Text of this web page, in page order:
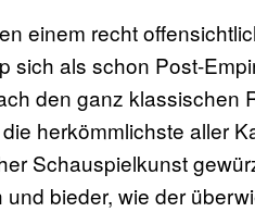
einem recht
sich als schon Post-
den ganz klassischen
herkömmlichste aller
Schauspielkunst
bieder, wie der